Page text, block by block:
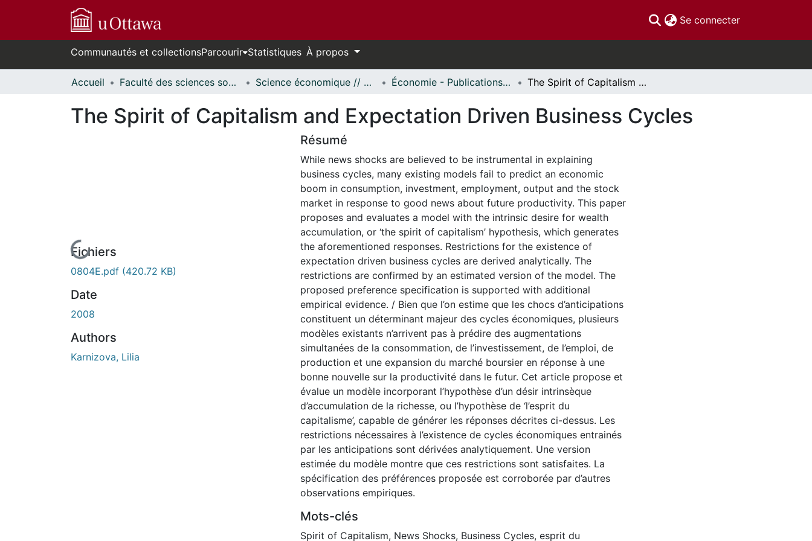
Se connecter(current)
Communautés et collectionsParcourir Statistiques À propos
Accueil Faculté des sciences sociales // Faculty of Social Sciences Science économique // Economics Économie - Publications // Economics - Working Papers The Spirit of Capitalism and Expectation Driven Business Cycles
The Spirit of Capitalism and Expectation Driven Business Cycles
En cours de chargement...
Fichiers
0804E.pdf (420.72 KB)
Date
2008
Authors
Karnizova, Lilia
Résumé
While news shocks are believed to be instrumental in explaining
business cycles, many existing models fail to predict an economic
boom in consumption, investment, employment, output and the stock
market in response to good news about future productivity. This paper
proposes and evaluates a model with the intrinsic desire for wealth
accumulation, or ‘the spirit of capitalism’ hypothesis, which generates
the aforementioned responses. Restrictions for the existence of
expectation driven business cycles are derived analytically. The
restrictions are confirmed by an estimated version of the model. The
proposed preference specification is supported with additional
empirical evidence. / Bien que l’on estime que les chocs d’anticipations
constituent un déterminant majeur des cycles économiques, plusieurs
modèles existants n’arrivent pas à prédire des augmentations
simultanées de la consommation, de l’investissement, de l’emploi, de
production et une expansion du marché boursier en réponse à une
bonne nouvelle sur la productivité dans le futur. Cet article propose et
évalue un modèle incorporant l’hypothèse d’un désir intrinsèque
d’accumulation de la richesse, ou l’hypothèse de ‘l’esprit du
capitalisme’, capable de générer les réponses décrites ci-dessus. Les
restrictions nécessaires à l’existence de cycles économiques entrainés
par les anticipations sont dérivées analytiquement. Une version
estimée du modèle montre que ces restrictions sont satisfaites. La
spécification des préférences proposée est corroborée par d’autres
observations empiriques.
Mots-clés
Spirit of Capitalism, News Shocks, Business Cycles, esprit du